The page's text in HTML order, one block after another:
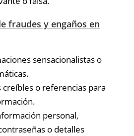
fraudes y engaños en
sensacionalistas o
creíbles o referencias para
personal,
o detalles